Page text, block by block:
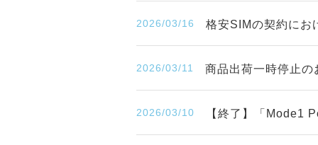
2026/03/16 格安SIMの契約にお
2026/03/11 商品出荷一時停止の
2026/03/10 【終了】「Mode1